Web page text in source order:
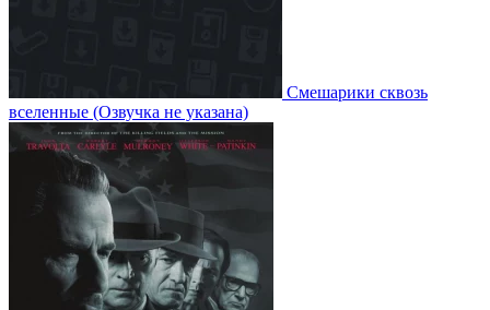
Смешарики сквозь
вселенные (Озвучка не указана)